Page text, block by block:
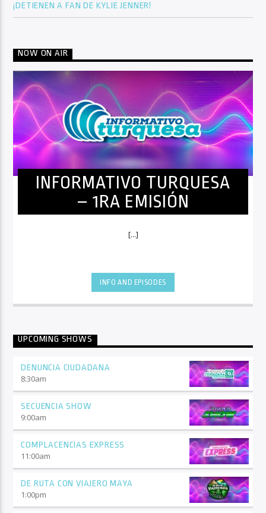
¡DETIENEN A FAN DE KYLIE JENNER!
NOW ON AIR
INFORMATIVO TURQUESA
– 1RA EMISIÓN
[...]
INFO AND EPISODES
UPCOMING SHOWS
DENUNCIA CIUDADANA
8:30am
SECUENCIA SHOW
9:00am
COMPLACENCIAS EXPRESS
11:00am
DE RUTA CON VIAJERO MAYA
1:00pm